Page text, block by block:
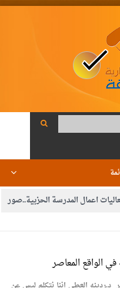
اعمال المدرسة الحزبية..صور
في الحقوق والقانون
في الواقع المعاصر